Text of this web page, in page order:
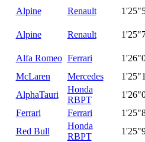
Alpine Renault
Alpine Renault
Alfa Romeo Ferrari
McLaren Mercedes
AlphaTauri
Honda
RBPT
Ferrari Ferrari
Red Bull
Honda
RBPT